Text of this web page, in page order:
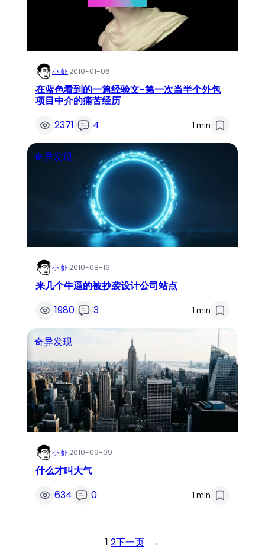
小 虾·2010-01-06
在蓝色看到的一篇经验文-第一次当半个外包
项目中介的痛苦经历
2371
4 1 min
奇异发现
小 虾·2010-08-16
来几个牛逼的被抄袭设计公司站点
1980
3 1 min
奇异发现
小 虾·2010-09-09
什么才叫大气
634
0 1 min
1 2下一页 →